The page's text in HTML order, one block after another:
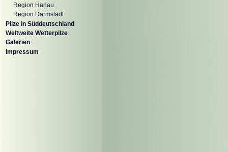
Region Hanau
Region Darmstadt
Pilze in Süddeutschland
Weltweite Wetterpilze
Galerien
Impressum